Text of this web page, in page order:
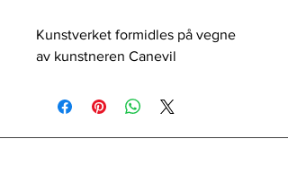
Kunstverket formidles på vegne
av kunstneren Canevil